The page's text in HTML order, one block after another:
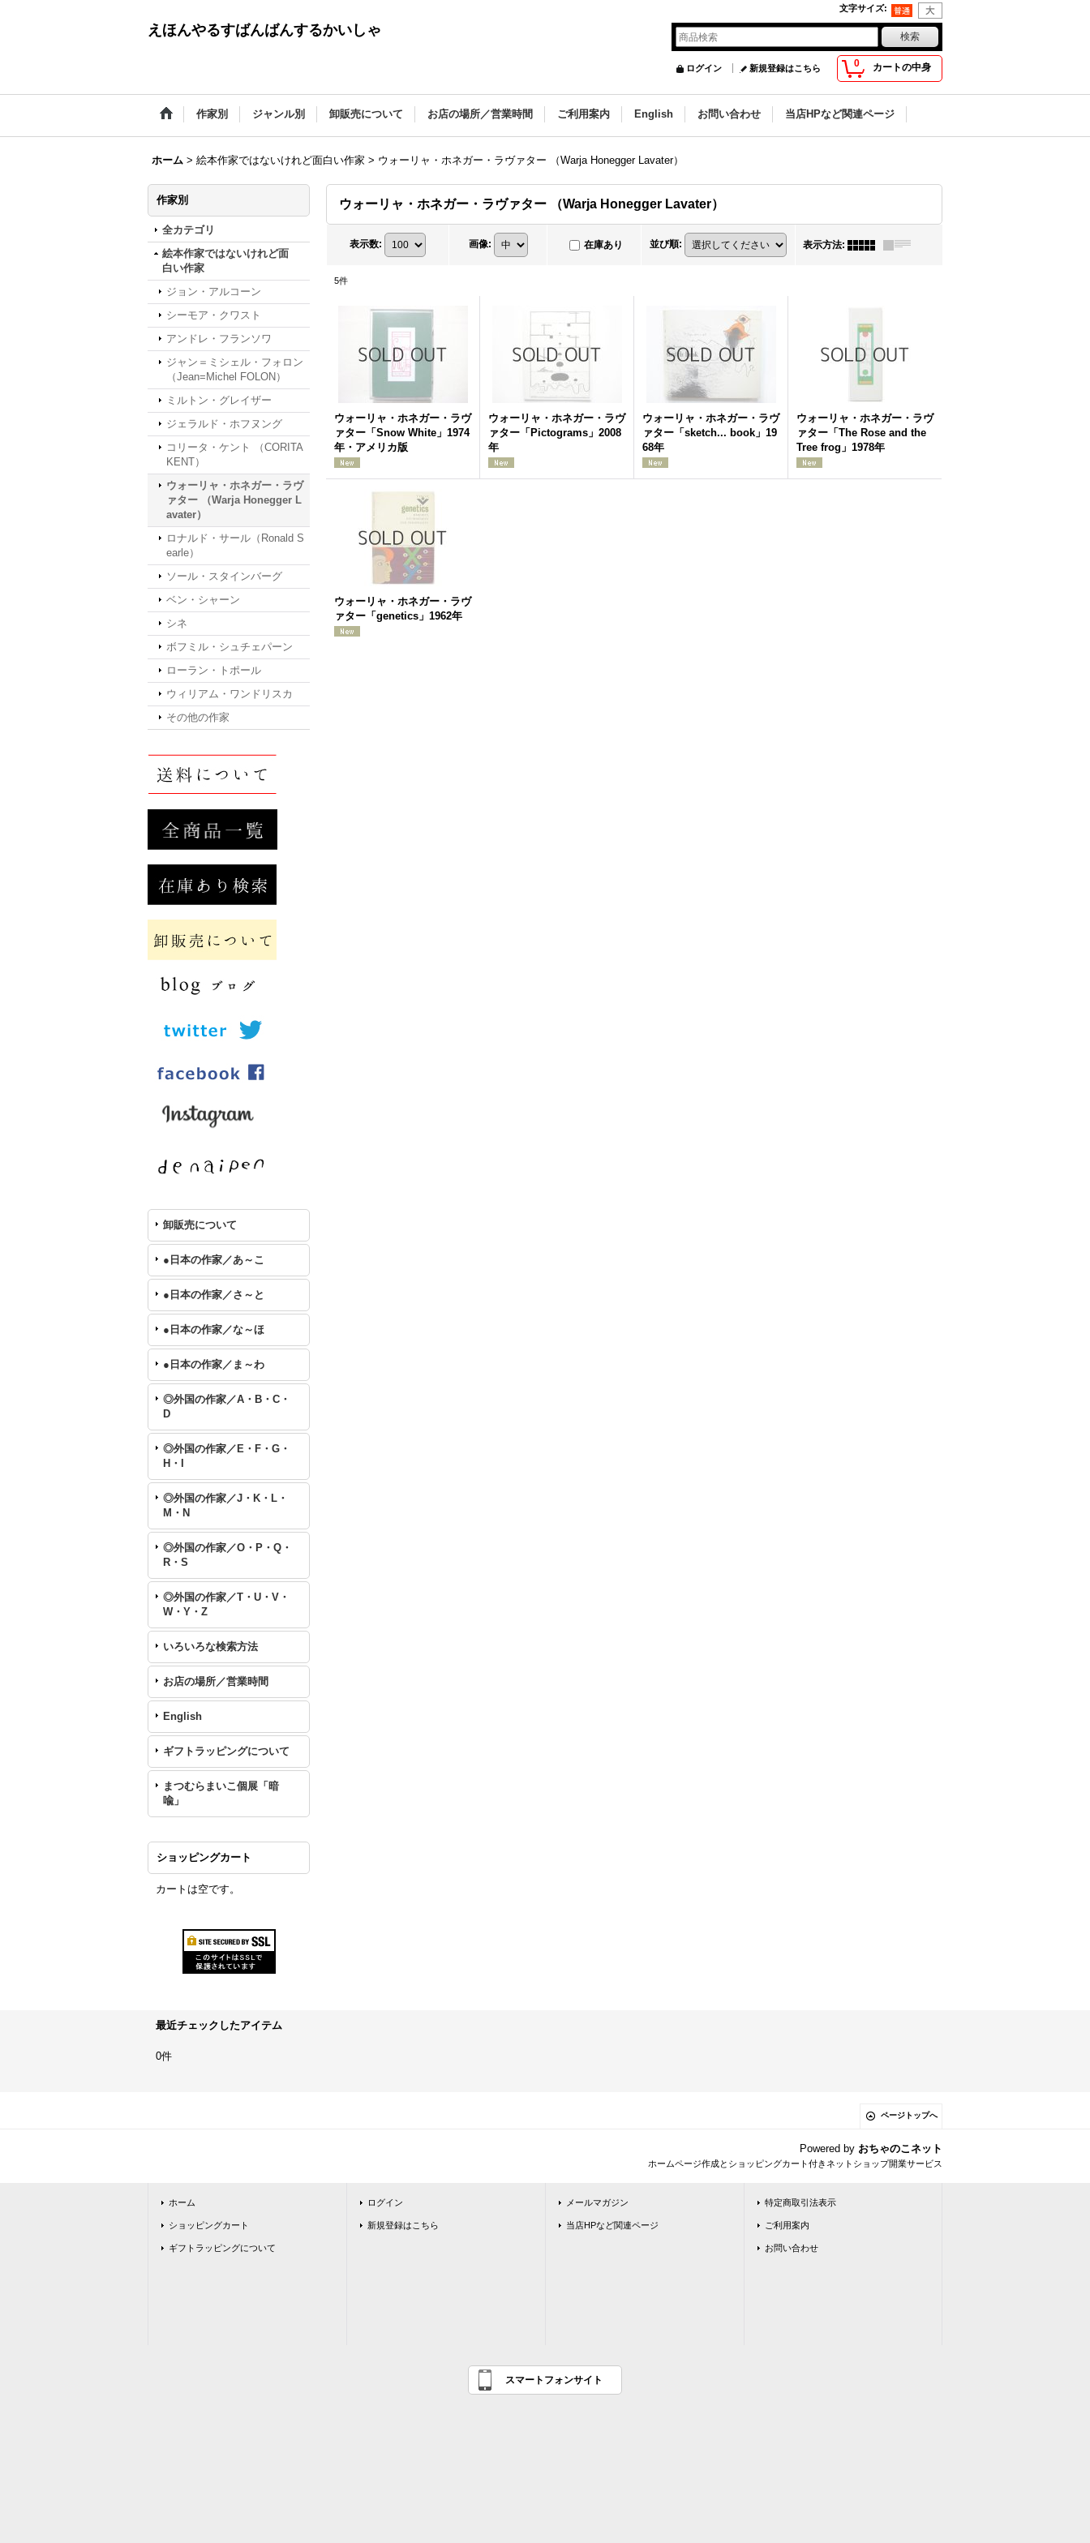
文字サイズ:
えほんやるすばんばんするかいしゃ
0 カートの中身
ログイン 新規登録はこちら
作家別 ジャンル別 卸販売について お店の場所／営業時間 ご利用案内 English お問い合わせ 当店HPなど関連ページ
ホーム > 絵本作家ではないけれど面白い作家 > ウォーリャ・ホネガー・ラヴァター （Warja Honegger Lavater）
作家別
全カテゴリ
絵本作家ではないけれど面
白い作家
ジョン・アルコーン
シーモア・クワスト
アンドレ・フランソワ
ジャン＝ミシェル・フォロン
（Jean=Michel FOLON）
ミルトン・グレイザー
ジェラルド・ホフヌング
コリータ・ケント （CORITA
KENT）
ウォーリャ・ホネガー・ラヴ
ァター （Warja Honegger L
avater）
ロナルド・サール（Ronald S
earle）
ソール・スタインバーグ
ベン・シャーン
シネ
ボフミル・シュチェパーン
ローラン・トポール
ウィリアム・ワンドリスカ
その他の作家
卸販売について
●日本の作家／あ～こ
●日本の作家／さ～と
●日本の作家／な～ほ
●日本の作家／ま～わ
◎外国の作家／A・B・C・
D
◎外国の作家／E・F・G・
H・I
◎外国の作家／J・K・L・
M・N
◎外国の作家／O・P・Q・
R・S
◎外国の作家／T・U・V・
W・Y・Z
いろいろな検索方法
お店の場所／営業時間
English
ギフトラッピングについて
まつむらまいこ個展「暗
喩」
ショッピングカート
カートは空です。
ウォーリャ・ホネガー・ラヴァター （Warja Honegger Lavater）
表示数: 画像: 在庫あり 並び順: 表示方法:
5件
ウォーリャ・ホネガー・ラヴ
ァター「Snow White」1974
年・アメリカ版
ウォーリャ・ホネガー・ラヴ
ァター「Pictograms」2008
年
ウォーリャ・ホネガー・ラヴ
ァター「sketch... book」19
68年
ウォーリャ・ホネガー・ラヴ
ァター「The Rose and the
Tree frog」1978年
ウォーリャ・ホネガー・ラヴ
ァター「genetics」1962年
最近チェックしたアイテム
0件
ページトップへ
Powered by おちゃのこネット
ホームページ作成とショッピングカート付きネットショップ開業サービス
ホーム
ショッピングカート
ギフトラッピングについて
ログイン
新規登録はこちら
メールマガジン
当店HPなど関連ページ
特定商取引法表示
ご利用案内
お問い合わせ
スマートフォンサイト